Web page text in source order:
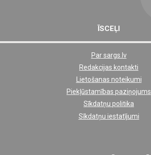
ĪSCEĻI
Par sargs.lv
Redakcijas kontakti
Lietošanas noteikumi
Piekļūstamības paziņojums
Sīkdatņu politika
Sīkdatņu iestatījumi